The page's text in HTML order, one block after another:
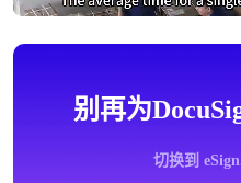
别再为
切换到